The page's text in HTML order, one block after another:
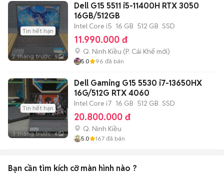
Tin hết hạn
2 tháng trước 5
Dell G15 5511 i5-11400H RTX 3050
16GB/512GB
Intel Core i5 16 GB 512 GB SSD
11.990.000 đ
Q. Ninh Kiều (P. Cái Khế mới)
5.0 96 đã bán
Tin hết hạn
3 tháng trước 6
Dell Gaming G15 5530 i7-13650HX
16G/512G RTX 4060
Intel Core i7 16 GB 512 GB SSD
20.800.000 đ
Q. Ninh Kiều
5.0 167 đã bán
Bạn cần tìm kích cỡ màn hình nào ?